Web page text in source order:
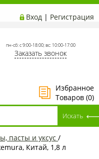
Вход | Регистрация
пн-сб: с 9:00-18:00; вс: 10:00-17:00
Заказать звонок
Избранное
Товаров (0)
пасты и уксус /
Китай, 1,8 л